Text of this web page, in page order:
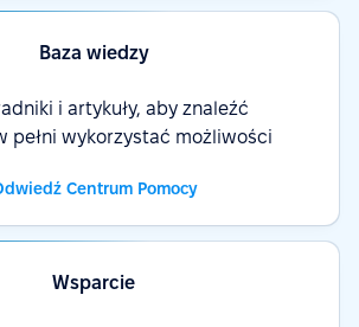
Baza wiedzy
i artykuły, aby znaleźć
pełni wykorzystać możliwości
Centrum Pomocy
Wsparcie